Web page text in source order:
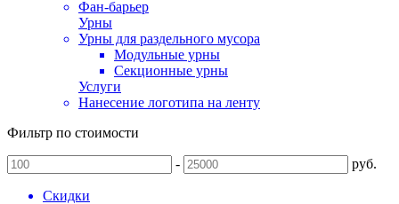
Фан-барьер
Урны
Урны для раздельного мусора
Модульные урны
Секционные урны
Услуги
Нанесение логотипа на ленту
Фильтр по стоимости
- руб.
Скидки